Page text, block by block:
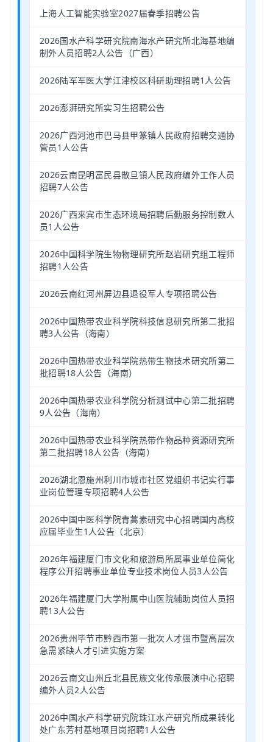
上海人工智能实验室2027届春季招聘公告
2026国水产科学研究院南海水产研究所北海基地编
制外人员招聘2人公告（广西）
2026陆军军医大学江津校区科研助理招聘1人公告
2026澎湃研究所实习生招聘公告
2026广西河池市巴马县甲篆镇人民政府招聘交通协
管员1人公告
2026云南昆明富民县散旦镇人民政府编外工作人员
招聘7人公告
2026广西来宾市生态环境局招聘后勤服务控制数人
员1人公告
2026中国科学院生物物理研究所赵岩研究组工程师
招聘1人公告
2026云南红河州屏边县退役军人专项招聘公告
2026中国热带农业科学院科技信息研究所第二批招
聘3人公告（海南）
2026中国热带农业科学院热带生物技术研究所第二
批招聘18人公告（海南）
2026中国热带农业科学院分析测试中心第二批招聘
9人公告（海南）
2026中国热带农业科学院热带作物品种资源研究所
第二批招聘18人公告（海南）
2026湖北恩施州利川市城市社区党组织书记实行事
业岗位管理专项招聘4人公告
2026中国中医科学院青蒿素研究中心招聘国内高校
应届毕业生1人公告（北京）
2026年福建厦门市文化和旅游局所属事业单位简化
程序公开招聘事业单位专业技术岗位人员3人公告
2026年福建厦门大学附属中山医院辅助岗位人员招
聘13人公告
2026贵州毕节市黔西市第一批次人才强市暨高层次
急需紧缺人才引进实施方案
2026云南文山州丘北县民族文化传承展演中心招聘
编外人员2人公告
2026中国水产科学研究院珠江水产研究所成果转化
处广东芳村基地项目岗招聘1人公告